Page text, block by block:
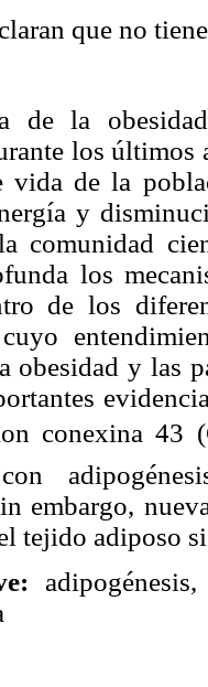
que no
de la
los
vida de la
y
comunidad
los
de los
cuyo
obesidad y las
conexina
con
embargo,
tejido adiposo